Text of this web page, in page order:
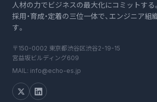
人材の力でビジネスの最大化にコミットする。
採用・育成・定着の三位一体で、エンジニア組
す。
〒150-0002 東京都渋谷区渋谷2-19-15
宮益坂ビルディング609
MAIL: info@echo-es.jp